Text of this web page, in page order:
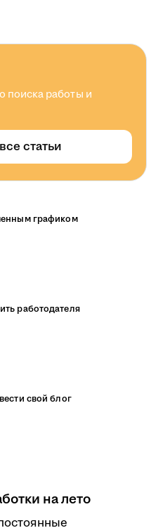
поиска работы и
статьи
графиком
работодателя
свой блог
на лето